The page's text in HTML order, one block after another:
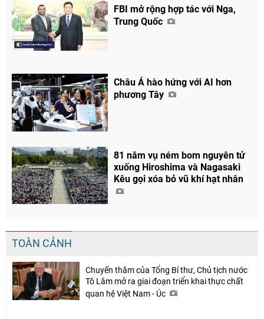
FBI mở rộng hợp tác với Nga,
Trung Quốc
Châu Á hào hứng với AI hơn
phương Tây
81 năm vụ ném bom nguyên tử
xuống Hiroshima và Nagasaki
Kêu gọi xóa bỏ vũ khí hạt nhân
TOÀN CẢNH
Chuyến thăm của Tổng Bí thư, Chủ tịch nước
Tô Lâm mở ra giai đoạn triển khai thực chất
quan hệ Việt Nam - Úc